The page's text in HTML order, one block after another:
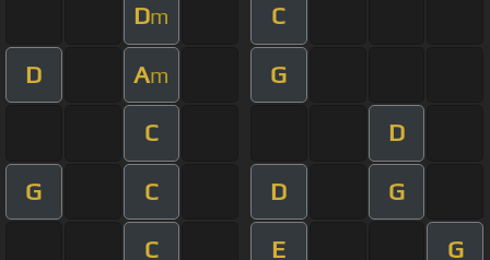
Dm C
D Am G
C D
G C D G
C E G